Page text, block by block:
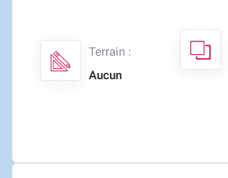
Terrain :
Aucun